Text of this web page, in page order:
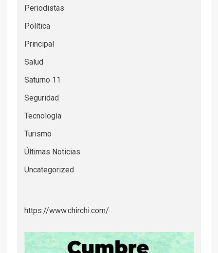
Periodistas
Política
Principal
Salud
Saturno 11
Seguridad
Tecnología
Turismo
Últimas Noticias
Uncategorized
https://www.chirchi.com/